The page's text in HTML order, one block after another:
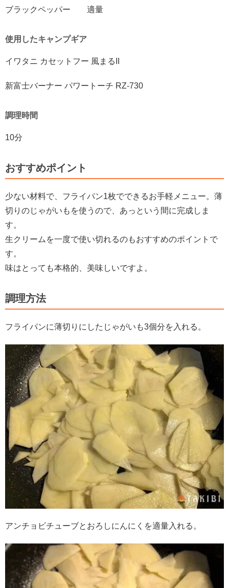
ブラックペッパー 適量
使用したキャンプギア
イワタニ カセットフー 風まるII
新富士バーナー パワートーチ RZ-730
調理時間
10分
おすすめポイント
少ない材料で、フライパン1枚でできるお手軽メニュー。薄
切りのじゃがいもを使うので、あっという間に完成しま
す。
生クリームを一度で使い切れるのもおすすめのポイントで
す。
味はとっても本格的、美味しいですよ。
調理方法
フライパンに薄切りにしたじゃがいも3個分を入れる。
アンチョビチューブとおろしにんにくを適量入れる。